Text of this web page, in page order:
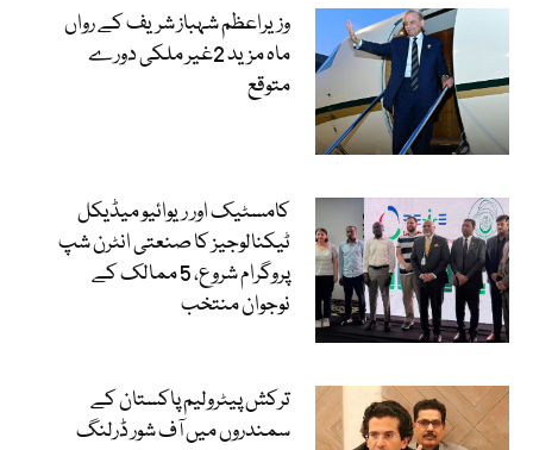
وزیراعظم شہباز شریف کے رواں
ماہ مزید 2غیر ملکی دورے
متوقع
کامسٹیک اور ریوائیو میڈیکل
ٹیکنالوجیز کا صنعتی انٹرن شپ
پروگرام شروع، 5 ممالک کے
نوجوان منتخب
ترکش پیٹرولیم پاکستان کے
سمندروں میں آف شور ڈرلنگ